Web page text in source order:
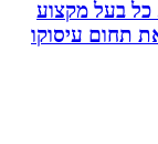
מקצוע
עיסוקו